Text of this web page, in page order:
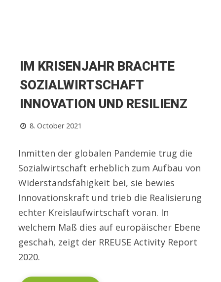
IM KRISENJAHR BRACHTE
SOZIALWIRTSCHAFT
INNOVATION UND RESILIENZ
8. October 2021
Inmitten der globalen Pandemie trug die
Sozialwirtschaft erheblich zum Aufbau von
Widerstandsfähigkeit bei, sie bewies
Innovationskraft und trieb die Realisierung
echter Kreislaufwirtschaft voran. In
welchem Maß dies auf europäischer Ebene
geschah, zeigt der RREUSE Activity Report
2020.